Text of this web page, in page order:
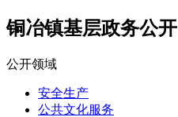
铜冶镇基层政务公开
公开领域
安全生产
公共文化服务